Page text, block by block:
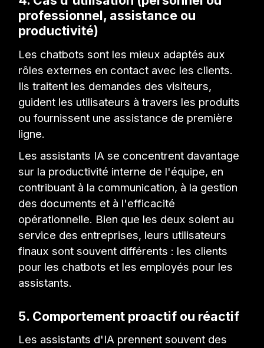
professionnel, assistance ou
productivité)
Les chatbots sont les mieux adaptés aux
rôles externes en contact avec les clients.
Ils traitent les demandes des visiteurs,
guident les utilisateurs à travers les produits
ou fournissent une assistance de première
ligne.
Les assistants IA se concentrent davantage
sur la productivité interne de l'équipe, en
contribuant à la communication, à la gestion
des documents et à l'efficacité
opérationnelle. Bien que les deux soient au
service des entreprises, leurs utilisateurs
finaux sont souvent différents : les clients
pour les chatbots et les employés pour les
assistants.
5. Comportement proactif ou réactif
Les assistants d'IA prennent souvent des